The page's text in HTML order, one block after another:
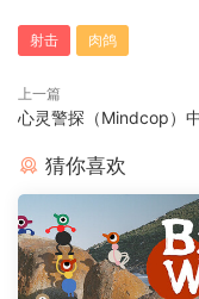
射击 肉鸽
上一篇
心灵警探（Mindcop）
猜你喜欢